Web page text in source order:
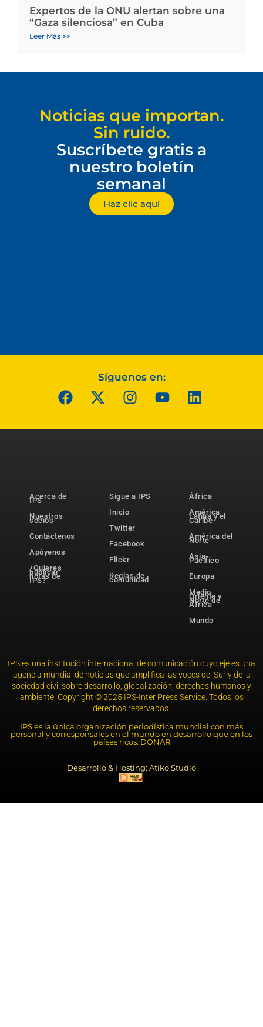
Expertos de la ONU alertan sobre una
“Gaza silenciosa” en Cuba
Leer Más >>
Noticias que importan.
Sin ruido.
Suscríbete gratis a
nuestro boletín
semanal
Haz clic aquí
Síguenos en:
Acerca de
IPS
Nuestros
socios
Contáctenos
Apóyenos
¿Quieres
publicar
notas de
IPS?
Sigue a IPS
Inicio
Twitter
Facebook
Flickr
Reglas de
comunidad
África
América
Latina y el
Caribe
América del
Norte
Asia-
Pacífico
Europa
Medio
Oriente y
Norte de
África
Mundo
IPS es una institución internacional de comunicación cuyo eje es una
agencia mundial de noticias que amplifica las voces del Sur y de la
sociedad civil sobre desarrollo, globalización, derechos humanos y
ambiente. Copyright © 2025 IPS-Inter Press Service. Todos los
derechos reservados.
IPS es la única organización periodística mundial con más
personal y corresponsales en el mundo en desarrollo que en los
países ricos. DONAR
Desarrollo & Hosting: Atiko.Studio